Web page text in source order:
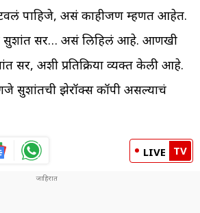
पाहिजे, असं काहीजण म्हणत आहेत.
सर… असं लिहिलं आहे. आणखी
सर, अशी प्रतिक्रिया व्यक्त केली आहे.
सुशांतची झेरॉक्स कॉपी असल्याचं
LIVE TV